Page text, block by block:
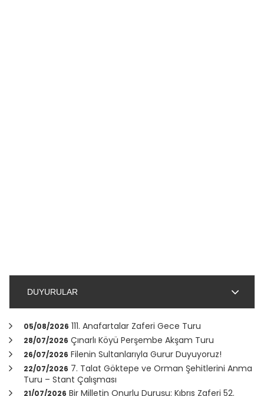
DUYURULAR
05/08/2026 111. Anafartalar Zaferi Gece Turu
28/07/2026 Çınarlı Köyü Perşembe Akşam Turu
26/07/2026 Filenin Sultanlarıyla Gurur Duyuyoruz!
22/07/2026 7. Talat Göktepe ve Orman Şehitlerini Anma
Turu – Stant Çalışması
21/07/2026 Bir Milletin Onurlu Duruşu: Kıbrıs Zaferi 52.